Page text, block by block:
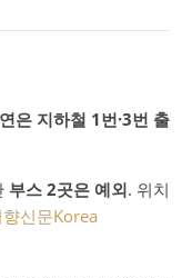
은 지하철 1번·3번 출
부스 2곳은 예외. 위치
향신문Korea